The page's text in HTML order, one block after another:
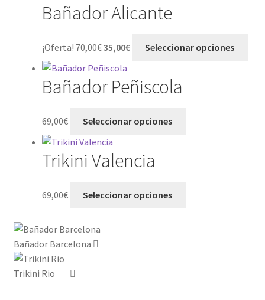
Bañador Alicante
¡Oferta!70,00€35,00€ Seleccionar opciones
Bañador Peñiscola
69,00€ Seleccionar opciones
Trikini Valencia
69,00€ Seleccionar opciones
Bañador Barcelona
Trikini Rio